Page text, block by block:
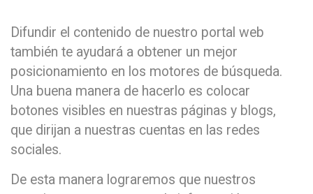
Difundir el contenido de nuestro portal web
también te ayudará a obtener un mejor
posicionamiento en los motores de búsqueda.
Una buena manera de hacerlo es colocar
botones visibles en nuestras páginas y blogs,
que dirijan a nuestras cuentas en las redes
sociales.
De esta manera lograremos que nuestros